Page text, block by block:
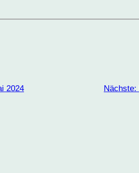
2024 Nächste: